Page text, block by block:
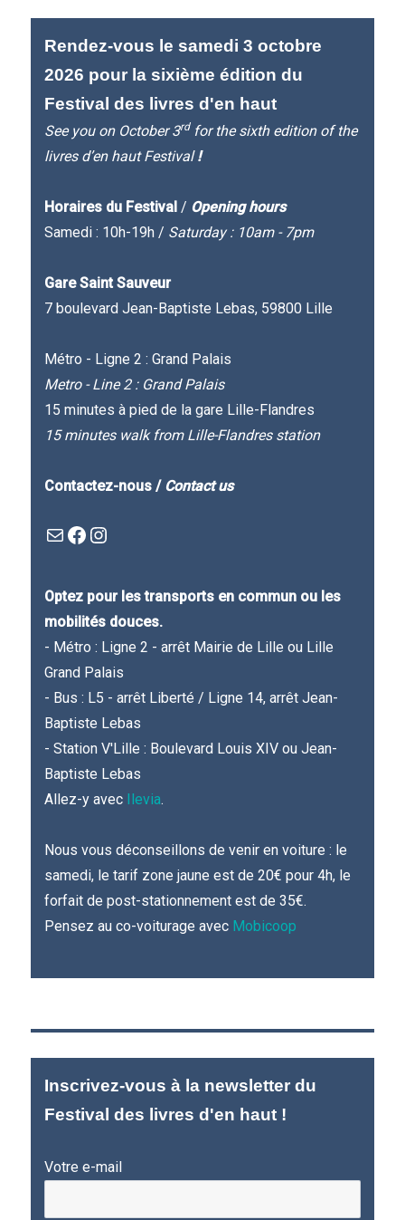
Rendez-vous le samedi 3 octobre
2026 pour la sixième édition du
Festival des livres d'en haut
See you on October 3rdfor the sixth edition of the
livres d’en haut Festival!
Horaires du Festival / Opening hours
Samedi : 10h-19h / Saturday : 10am - 7pm
Gare Saint Sauveur
7 boulevard Jean-Baptiste Lebas, 59800 Lille
Métro - Ligne 2 : Grand Palais
Metro - Line 2 : Grand Palais
15 minutes à pied de la gare Lille-Flandres
15 minutes walk from Lille-Flandres station
Contactez-nous / Contact us
Mail
Facebook : Festivla des livres d'en hautInstagram
Optez pour les transports en commun ou les
mobilités douces.
- Métro : Ligne 2 - arrêt Mairie de Lille ou Lille
Grand Palais
- Bus : L5 - arrêt Liberté / Ligne 14, arrêt Jean-
Baptiste Lebas
- Station V'Lille : Boulevard Louis XIV ou Jean-
Baptiste Lebas
Allez-y avec Ilevia.
Nous vous déconseillons de venir en voiture : le
samedi, le tarif zone jaune est de 20€ pour 4h, le
forfait de post-stationnement est de 35€.
Pensez au co-voiturage avec Mobicoop
Inscrivez-vous à la newsletter du
Festival des livres d'en haut !
Votre e-mail